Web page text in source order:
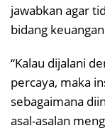
jawabkan agar
bidang
“Kalau dijalani
percaya, maka
sebagaimana
asal-asalan